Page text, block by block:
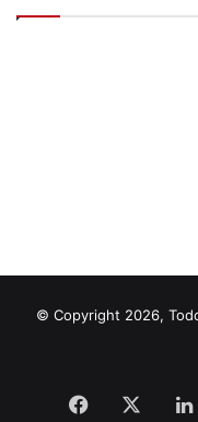
© Copyright 2026,
Facebook